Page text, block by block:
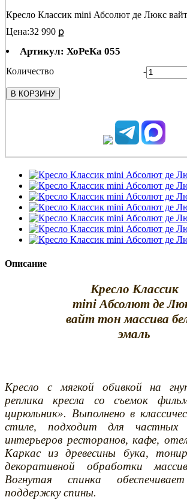
Кресло Классик mini Абсолют де Люкс вайт
Цена:32 990 ք
Артикул: ХоРеКа 055
Количество -
В КОРЗИНУ
Описание
Кресло Классик
mini Абсолют де
вайт тон массива
эмаль
Кресло с мягкой обивкой на
реплика кресла со съемок
цирюльник». Выполнено в
стиле, подходит для частных
интерьеров ресторанов, кафе,
Каркас из древесины бука,
декоративной обработки
Вогнутая спинка
поддержку спины.